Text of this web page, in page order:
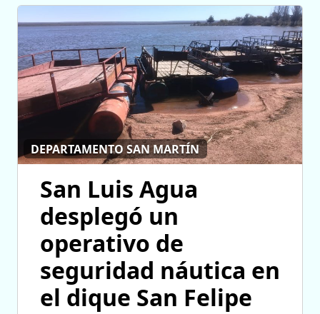
DEPARTAMENTO SAN MARTÍN
San Luis Agua
desplegó un
operativo de
seguridad náutica en
el dique San Felipe